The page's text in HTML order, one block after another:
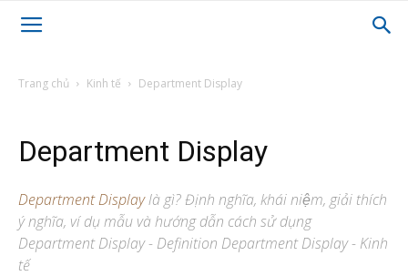
Trang chủ Kinh tế Department Display
Department Display
Department Displaylà gì? Định nghĩa, khái niệm, giải thích
ý nghĩa, ví dụ mẫu và hướng dẫn cách sử dụng
Department Display - Definition Department Display - Kinh
tế